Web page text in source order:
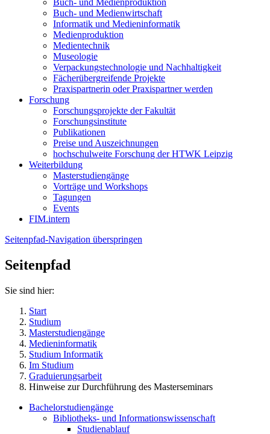
Buch- und Medienproduktion
Buch- und Medienwirtschaft
Informatik und Medieninformatik
Medienproduktion
Medientechnik
Museologie
Verpackungstechnologie und Nachhaltigkeit
Fächerübergreifende Projekte
Praxispartnerin oder Praxispartner werden
Forschung
Forschungsprojekte der Fakultät
Forschungsinstitute
Publikationen
Preise und Auszeichnungen
hochschulweite Forschung der HTWK Leipzig
Weiterbildung
Masterstudiengänge
Vorträge und Workshops
Tagungen
Events
FIM.intern
Seitenpfad-Navigation überspringen
Seitenpfad
Sie sind hier:
Start
Studium
Masterstudiengänge
Medieninformatik
Studium Informatik
Im Studium
Graduierungsarbeit
Hinweise zur Durchführung des Masterseminars
Bachelorstudiengänge
Bibliotheks- und Informationswissenschaft
Studienablauf